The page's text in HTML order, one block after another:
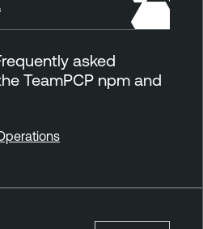
asked
TeamPCP npm and